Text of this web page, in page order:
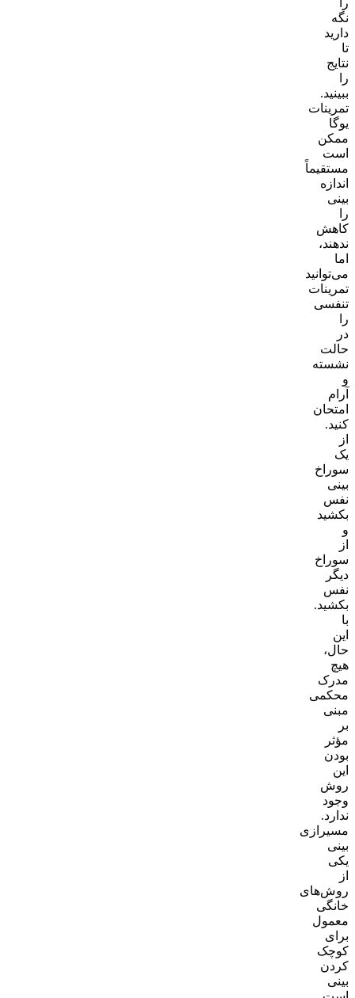
را
نگه
دارید
تا
نتایج
را
ببینید.
تمرینات
یوگا
ممکن
است
مستقیماً
اندازه
بینی
را
کاهش
ندهند،
اما
می‌توانید
تمرینات
تنفسی
را
در
حالت
نشسته
و
آرام
امتحان
کنید.
از
یک
سوراخ
بینی
نفس
بکشید
و
از
سوراخ
دیگر
نفس
بکشید.
با
این
حال،
هیچ
مدرک
محکمی
مبنی
بر
مؤثر
بودن
این
روش
وجود
ندارد.
مسیرازی
بینی
یکی
از
روش‌های
خانگی
معمول
برای
کوچک
کردن
بینی